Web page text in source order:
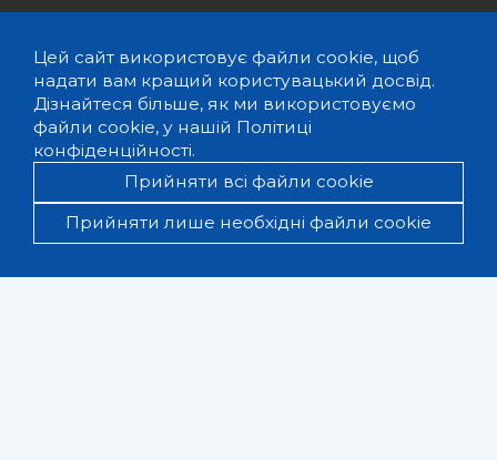
Цей сайт використовує файли cookie, щоб
надати вам кращий користувацький досвід.
Дізнайтеся більше, як ми використовуємо
файли cookie, у нашій Політиці
конфіденційності.
Прийняти всі файли cookie
Прийняти лише необхідні файли cookie
›
Про нас
Наша команда
Вакансії
Місія та цінності
Наші компетенції
Річні звіти
Можливості
Події
Тендери
Заяви
Дослідження
Ukrainian Media and Society